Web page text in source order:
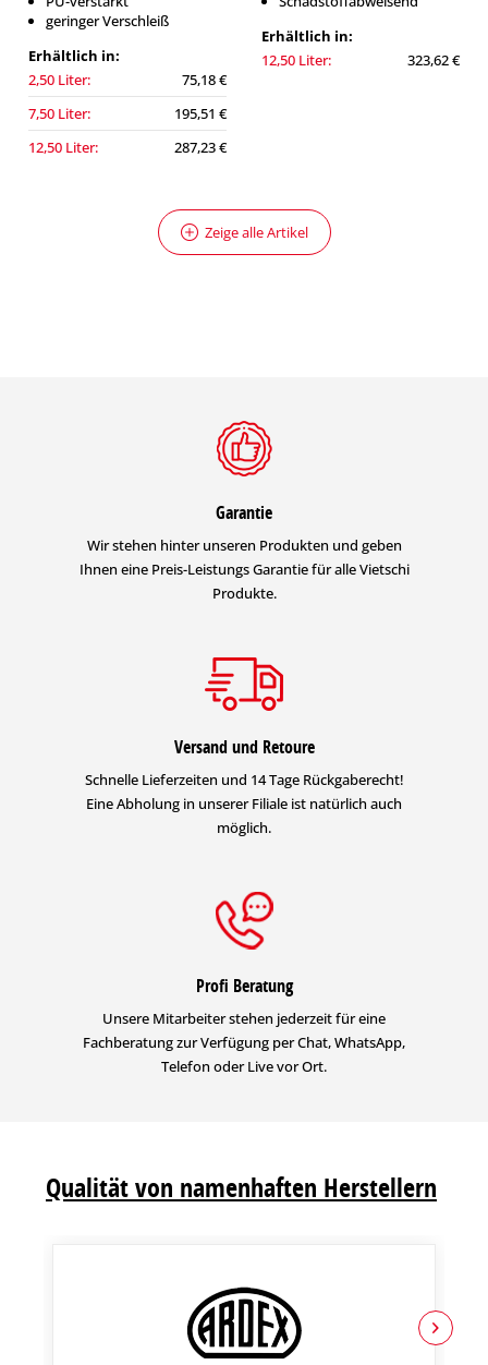
geringer Verschleiß
Erhältlich in:
2,50 Liter:
75,18 €
7,50 Liter:
195,51 €
12,50 Liter:
287,23 €
Erhältlich in:
12,50 Liter:
323,62 €
Zeige alle Artikel
Garantie
Wir stehen hinter unseren Produkten und geben
Ihnen eine Preis-Leistungs Garantie für alle Vietschi
Produkte.
Versand und Retoure
Schnelle Lieferzeiten und 14 Tage Rückgaberecht!
Eine Abholung in unserer Filiale ist natürlich auch
möglich.
Profi Beratung
Unsere Mitarbeiter stehen jederzeit für eine
Fachberatung zur Verfügung per Chat, WhatsApp,
Telefon oder Live vor Ort.
Qualität von namenhaften Herstellern